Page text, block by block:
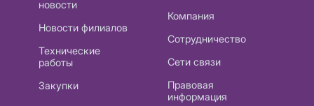
новости
Новости филиалов
Технические
работы
Закупки
Компания
Сотрудничество
Сети связи
Правовая
информация